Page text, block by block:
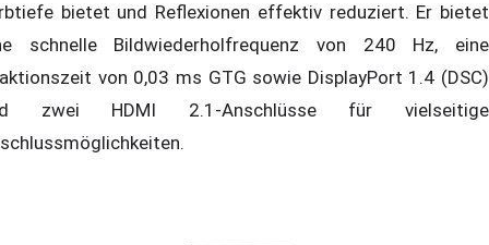
bietet und Reflexionen effektiv reduziert. Er bietet
schnelle Bildwiederholfrequenz von 240 Hz, eine
von 0,03 ms GTG sowie DisplayPort 1.4 (DSC)
zwei HDMI 2.1-Anschlüsse für vielseitige